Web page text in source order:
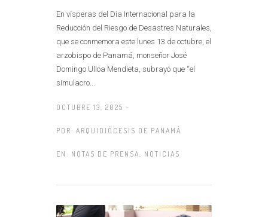
En vísperas del Día Internacional para la
Reducción del Riesgo de Desastres Naturales,
que se conmemora este lunes 13 de octubre, el
arzobispo de Panamá, monseñor José
Domingo Ulloa Mendieta, subrayó que “el
simulacro...
OCTUBRE 13, 2025 -
POR: ARQUIDIÓCESIS DE PANAMÁ
EN: NOTAS DE PRENSA, NOTICIAS